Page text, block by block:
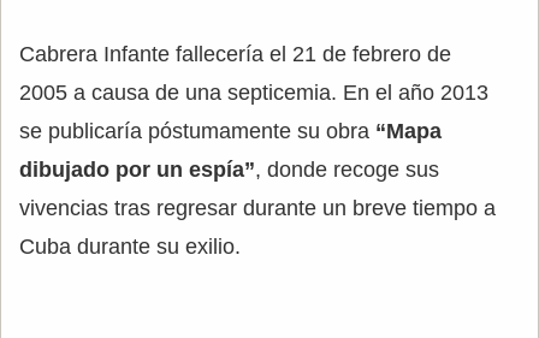
Cabrera Infante fallecería el 21 de febrero de
2005 a causa de una septicemia. En el año 2013
se publicaría póstumamente su obra “Mapa
dibujado por un espía”, donde recoge sus
vivencias tras regresar durante un breve tiempo a
Cuba durante su exilio.